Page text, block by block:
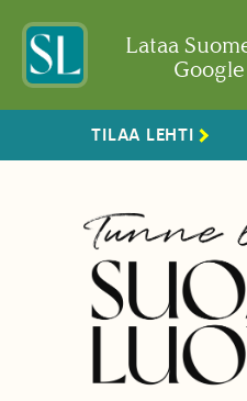
Lataa
TILAA LEHTI